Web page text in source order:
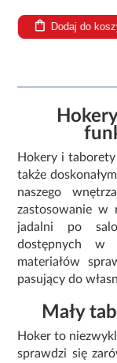
Dodaj do
Hokery i
także
naszego
zastosowanie w
jadalni po
dostępnych w
materiałów
pasujący do
Mały
Hoker to
sprawdzi się